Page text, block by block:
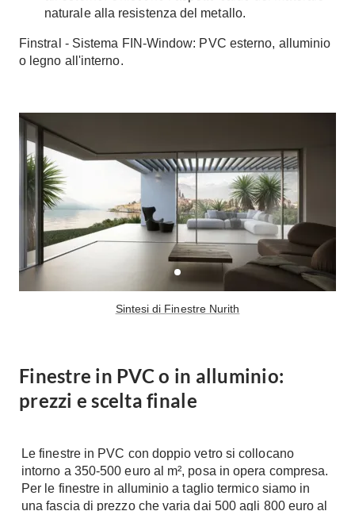
naturale alla resistenza del metallo.
Finstral - Sistema FIN-Window: PVC esterno, alluminio
o legno all'interno.
Sintesi di Finestre Nurith
Finestre in PVC o in alluminio:
prezzi e scelta finale
Le finestre in PVC con doppio vetro si collocano
intorno a 350-500 euro al m², posa in opera compresa.
Per le finestre in alluminio a taglio termico siamo in
una fascia di prezzo che varia dai 500 agli 800 euro al